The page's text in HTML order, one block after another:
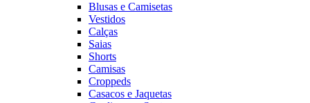
Blusas e Camisetas
Vestidos
Calças
Saias
Shorts
Camisas
Croppeds
Casacos e Jaquetas